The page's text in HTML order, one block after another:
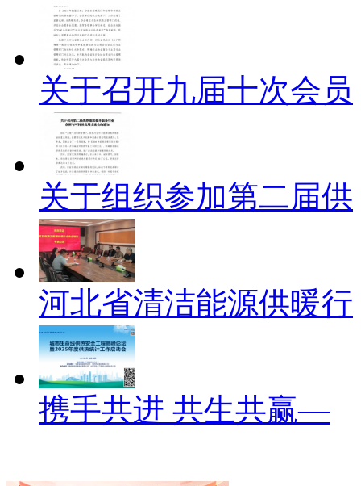
关于召开九届十次会员
关于组织参加第二届供
河北省清洁能源供暖行
携手共进 共生共赢—